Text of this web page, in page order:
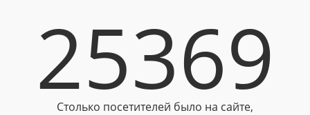
25369
Столько посетителей было на сайте,